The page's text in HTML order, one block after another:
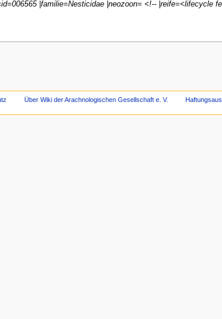
|familie=Nesticidae |neozoon= <!-- |reife=<lifecycle
Über Wiki der Arachnologischen Gesellschaft e. V.